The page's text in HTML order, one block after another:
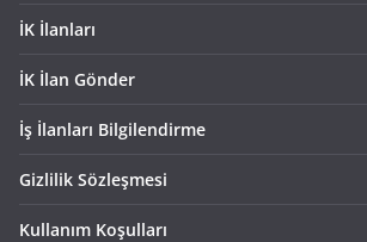
İK İlanları
İK İlan Gönder
İş İlanları Bilgilendirme
Gizlilik Sözleşmesi
Kullanım Koşulları